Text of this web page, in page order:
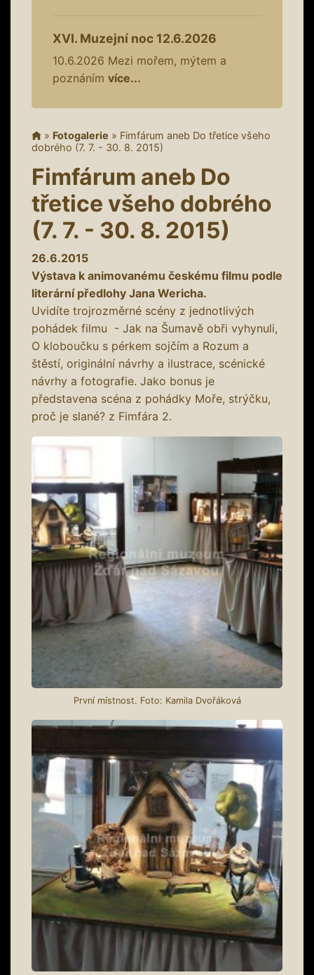
XVI. Muzejní noc 12.6.2026
10.6.2026 Mezi mořem, mýtem a
poznáním více...
» Fotogalerie » Fimfárum aneb Do třetice všeho
dobrého (7. 7. - 30. 8. 2015)
Fimfárum aneb Do
třetice všeho dobrého
(7. 7. - 30. 8. 2015)
26.6.2015
Výstava k animovanému českému filmu podle
literární předlohy Jana Wericha.
Uvidíte trojrozměrné scény z jednotlivých
pohádek filmu - Jak na Šumavě obři vyhynuli,
O kloboučku s pérkem sojčím a Rozum a
štěstí, originální návrhy a ilustrace, scénické
návrhy a fotografie. Jako bonus je
představena scéna z pohádky Moře, strýčku,
proč je slané? z Fimfára 2.
První místnost. Foto: Kamila Dvořáková